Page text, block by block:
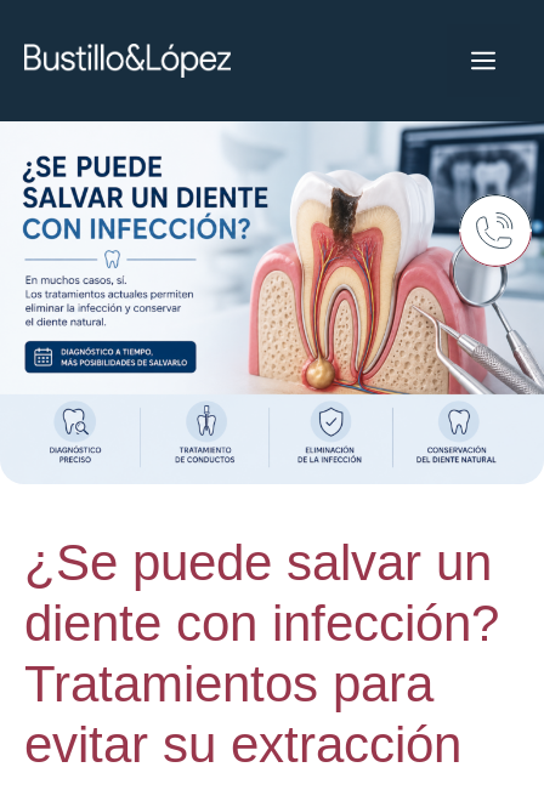
¿Se puede salvar un
diente con infección?
Tratamientos para
evitar su extracción